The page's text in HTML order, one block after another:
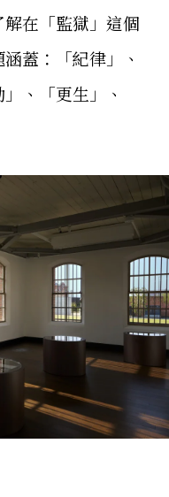
在「監獄」這個
蓋：「紀律」、
、「更生」、